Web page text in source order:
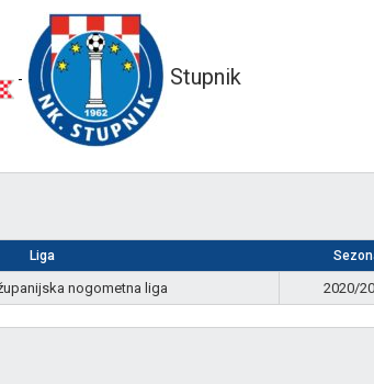
- Stupnik
Liga
nogometna liga 2020/